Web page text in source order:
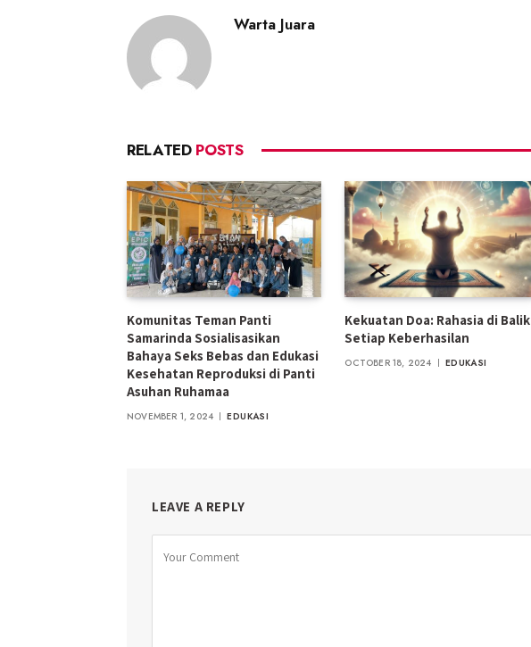
Warta Juara
RELATED POSTS
Komunitas Teman Panti
Samarinda Sosialisasikan
Bahaya Seks Bebas dan Edukasi
Kesehatan Reproduksi di Panti
Asuhan Ruhamaa
NOVEMBER 1, 2024 EDUKASI
Kekuatan Doa: Rahasia di Balik
Setiap Keberhasilan
OCTOBER 18, 2024 EDUKASI
LEAVE A REPLY